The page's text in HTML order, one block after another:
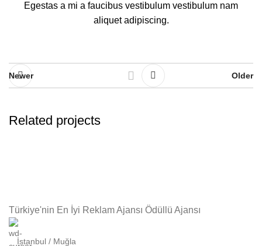
Egestas a mi a faucibus vestibulum vestibulum nam
aliquet adipiscing.
Newer Older
Related projects
Türkiye'nin En İyi Reklam Ajansı Ödüllü Ajansı
İstanbul / Muğla